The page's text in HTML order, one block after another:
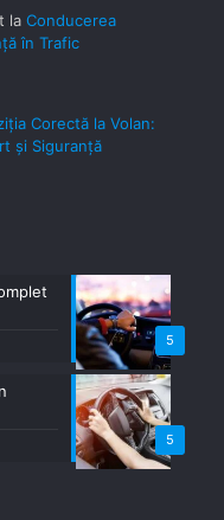
la Conducerea
în Trafic
Corectă la Volan:
și Siguranță
5
5